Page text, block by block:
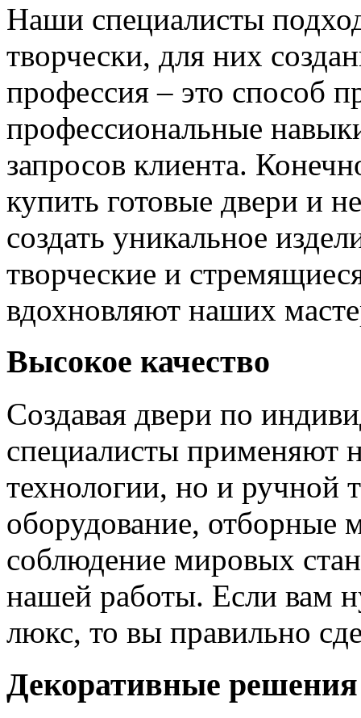
Наши специалисты
творчески, для них
профессия – это способ
профессиональные
запросов клиента.
купить готовые двери и
создать уникальное
творческие и
вдохновляют наших
Высокое качество
Создавая двери по
специалисты применяют
технологии, но и ручной
оборудование, отборные
соблюдение мировых
нашей работы. Если вам
люкс, то вы правильно
Декоративные решения